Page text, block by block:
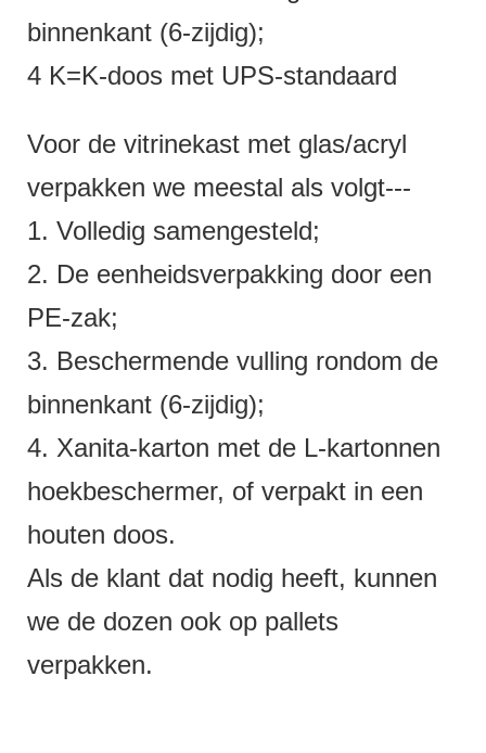
binnenkant (6-zijdig);
4 K=K-doos met UPS-standaard
Voor de vitrinekast met glas/acryl
verpakken we meestal als volgt---
1. Volledig samengesteld;
2. De eenheidsverpakking door een
PE-zak;
3. Beschermende vulling rondom de
binnenkant (6-zijdig);
4. Xanita-karton met de L-kartonnen
hoekbeschermer, of verpakt in een
houten doos.
Als de klant dat nodig heeft, kunnen
we de dozen ook op pallets
verpakken.